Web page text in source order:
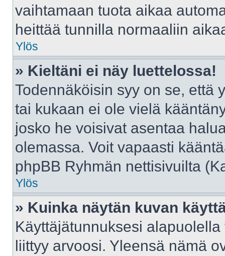
vaihtamaan tuota aikaa
heittää tunnilla normaaliin
Ylös
» Kieltäni ei näy luettelossa!
Todennäköisin syy on se, että
tai kukaan ei ole vielä
josko he voisivat asentaa
olemassa. Voit vapaasti
phpBB Ryhmän nettisivuilta
Ylös
» Kuinka näytän kuvan
Käyttäjätunnuksesi
liittyy arvoosi. Yleensä nämä